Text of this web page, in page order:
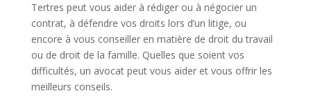
Tertres peut vous aider à rédiger ou à négocier un
contrat, à défendre vos droits lors d’un litige, ou
encore à vous conseiller en matière de droit du travail
ou de droit de la famille. Quelles que soient vos
difficultés, un avocat peut vous aider et vous offrir les
meilleurs conseils.